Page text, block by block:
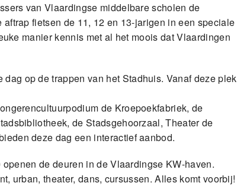
van Vlaardingse middelbare scholen de
fietsen de 11, 12 en 13-jarigen in een speciale
manier kennis met al het moois dat Vlaardingen
op de trappen van het Stadhuis. Vanaf deze plek
de Kroepoekfabriek, de
de Stadsgehoorzaal, Theater de
deze dag een interactief aanbod.
de deuren in de Vlaardingse KW-haven.
urban, theater, dans, cursussen. Alles komt voorbij!